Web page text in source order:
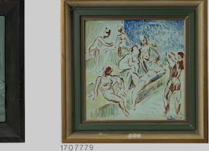
1707779